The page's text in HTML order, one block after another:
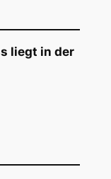
liegt in der